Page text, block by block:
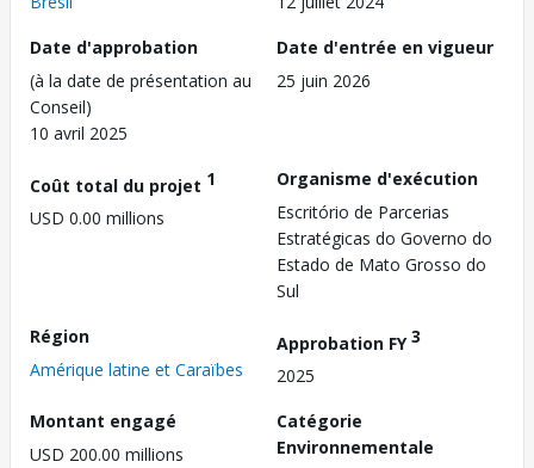
Date d'approbation
(à la date de présentation au
Conseil)
10 avril 2025
Date d'entrée en vigueur
25 juin 2026
Coût total du projet 1
USD 0.00 millions
Organisme d'exécution
Escritório de Parcerias
Estratégicas do Governo do
Estado de Mato Grosso do
Sul
Région
Amérique latine et Caraïbes
Approbation FY3
2025
Montant engagé
USD 200.00 millions
Catégorie
Environnementale